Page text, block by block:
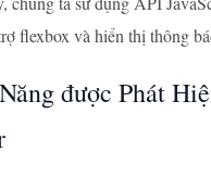
flexbox và hiển thị thông
được Phát